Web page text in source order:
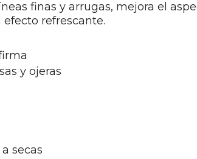
finas y arrugas, mejora el
refrescante.
y ojeras
secas